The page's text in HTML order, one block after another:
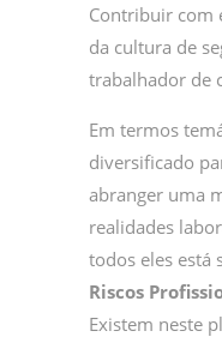
Contribuir com
da cultura de
trabalhador de
Em termos
diversificado
abranger uma
realidades
todos eles está
Riscos
Existem neste